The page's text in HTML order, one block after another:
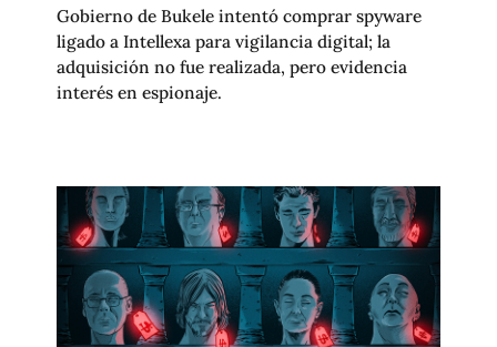
Gobierno de Bukele intentó comprar spyware
ligado a Intellexa para vigilancia digital; la
adquisición no fue realizada, pero evidencia
interés en espionaje.